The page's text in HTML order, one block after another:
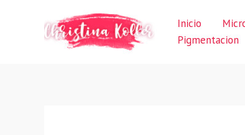
Inicio
Pigmentacion